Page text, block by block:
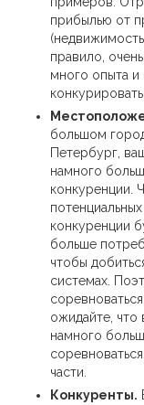
прибылью от
правило,
много опыта и
большом
Петербург,
намного
конкуренции.
конкуренции
больше
чтобы
системах.
ожидайте, что
намного
части.
Конкуренты.